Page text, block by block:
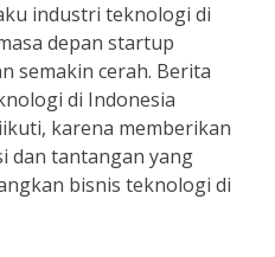
industri teknologi di
depan startup
semakin cerah. Berita
di Indonesia
karena memberikan
dan tantangan yang
bisnis teknologi di